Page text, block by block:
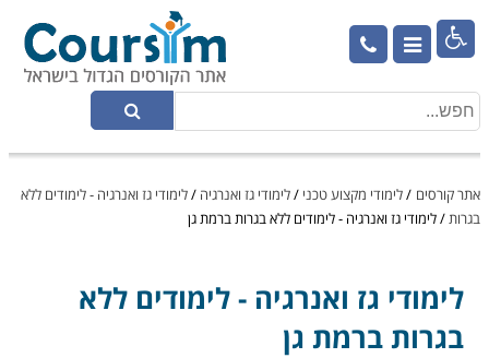

אתר קורסים /לימודי מקצוע טכני /לימודי גז ואנרגיה /לימודי גז ואנרגיה - לימודים ללא
בגרות/לימודי גז ואנרגיה - לימודים ללא בגרות ברמת גן
לימודי גז ואנרגיה - לימודים ללא
בגרות ברמת גן